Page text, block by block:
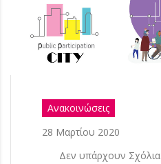
Ανακοινώσεις
28 Μαρτίου 2020
Δεν υπάρχουν Σχόλια